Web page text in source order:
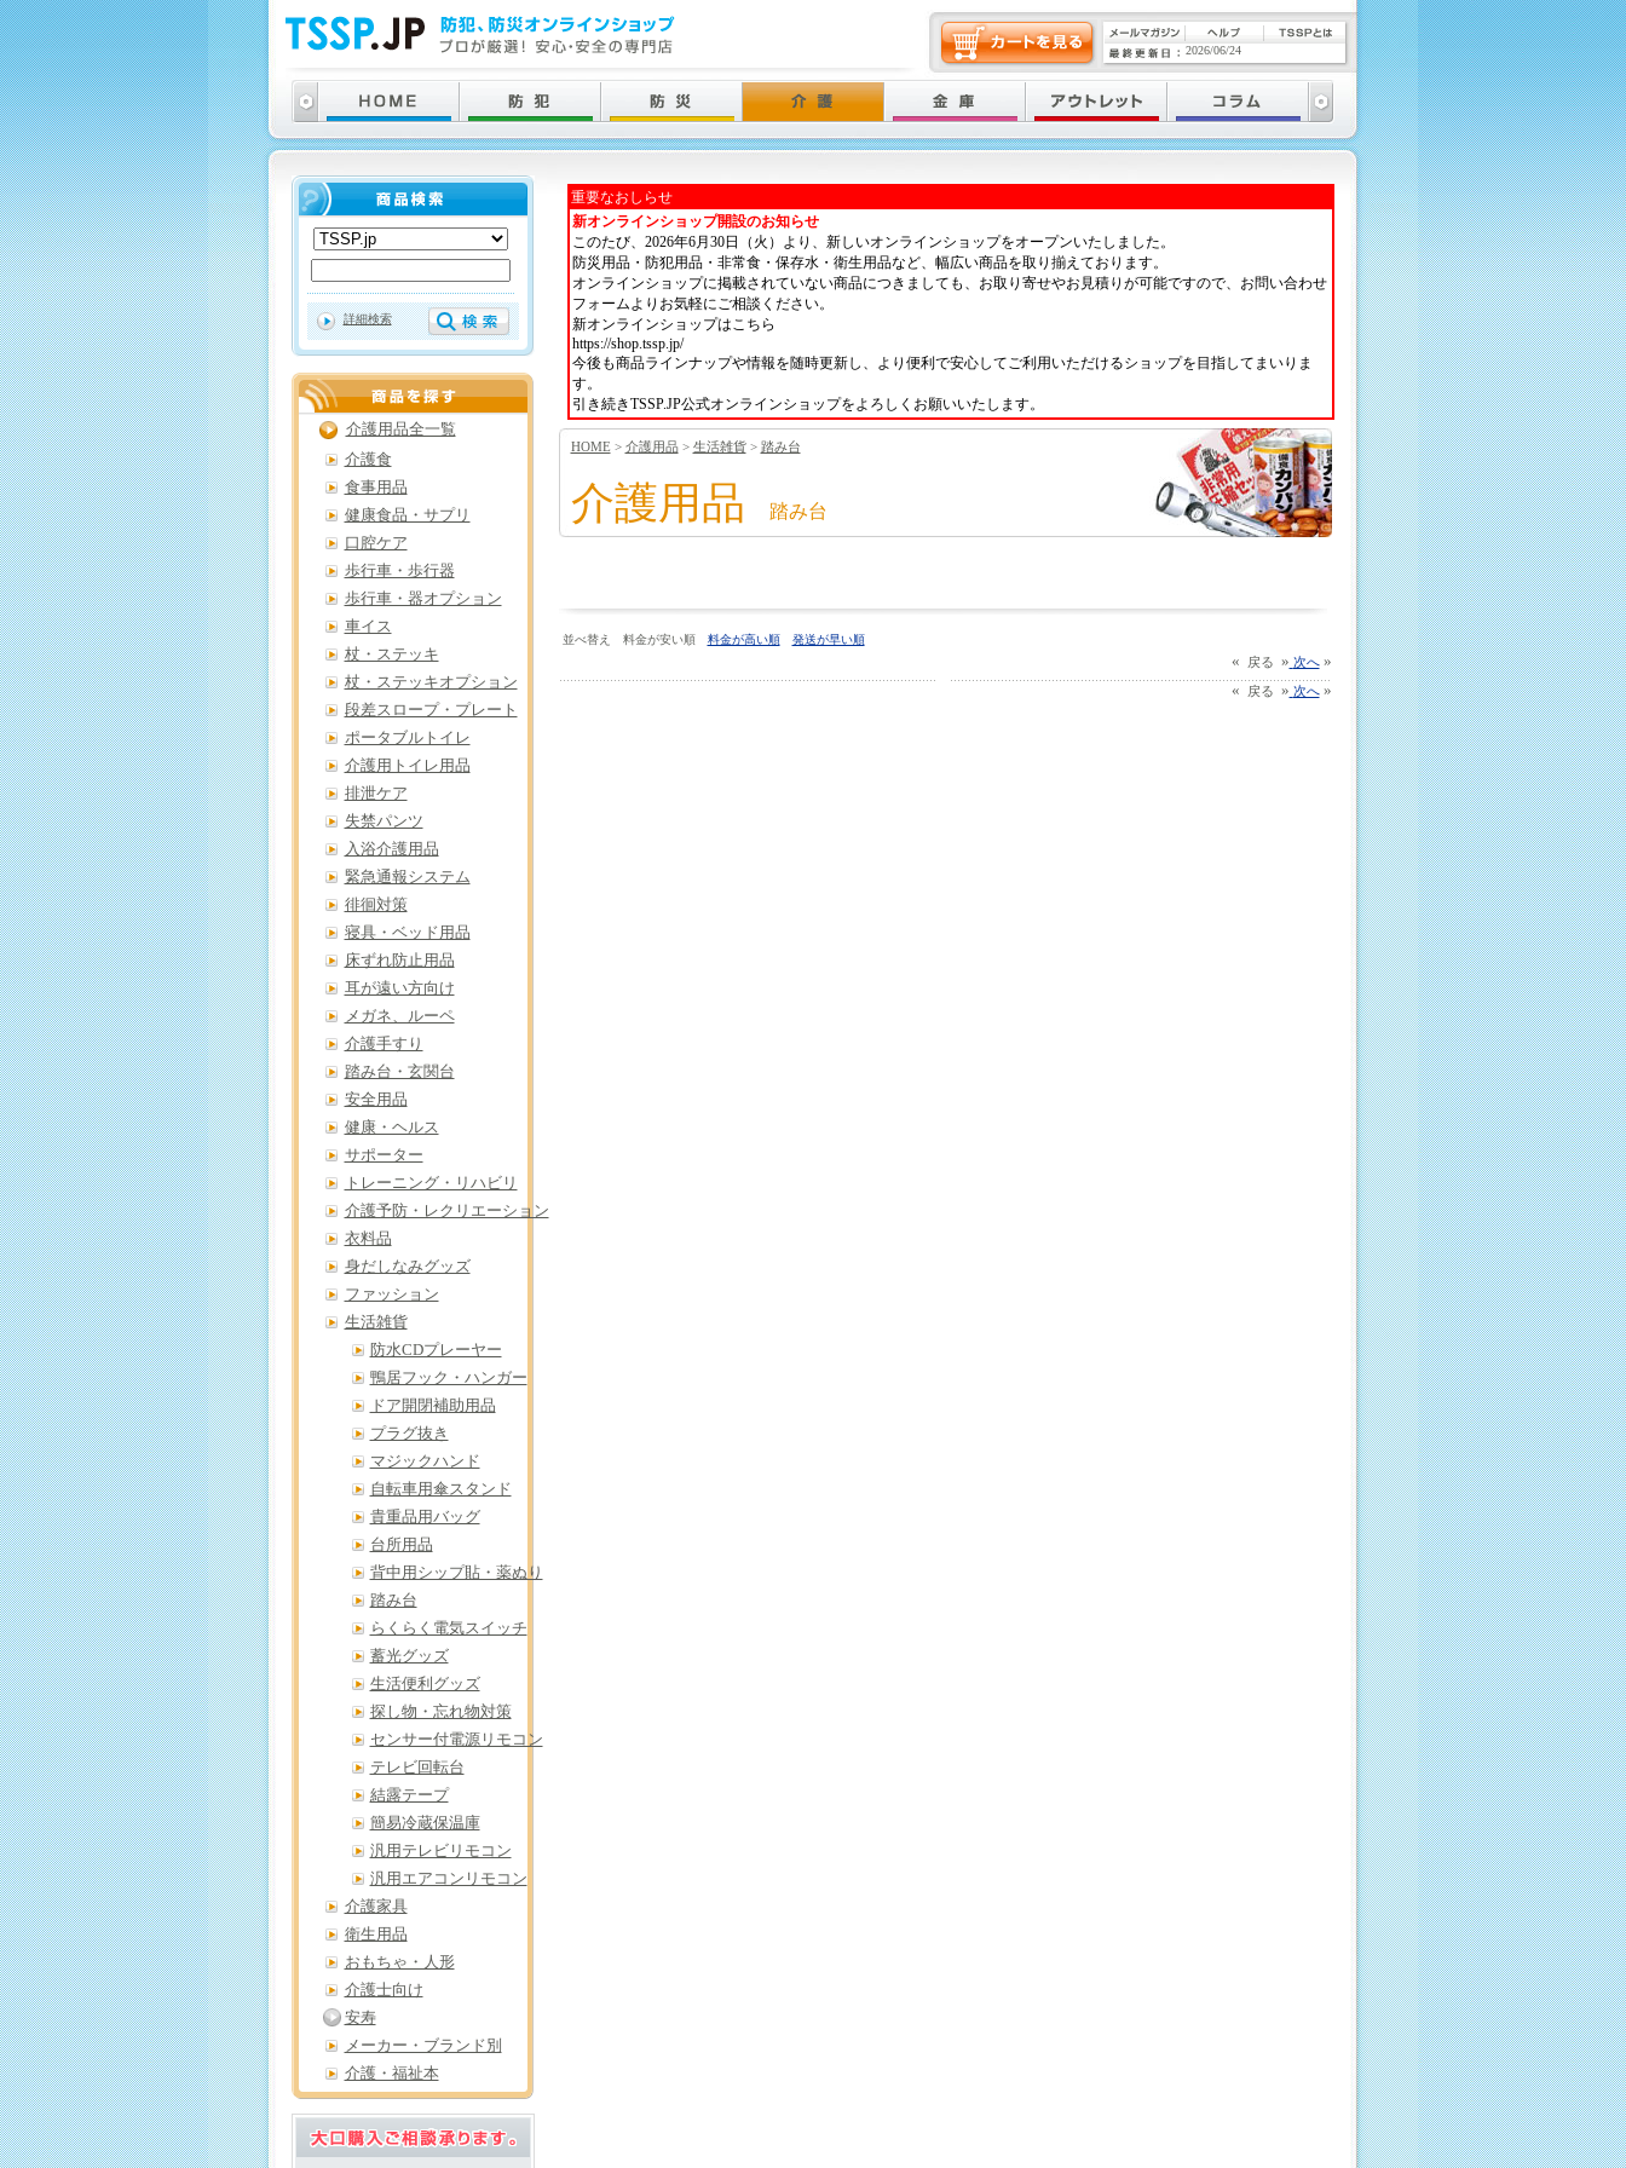
重要なおしらせ
新オンラインショップ開設のお知らせ
このたび、2026年6月30日（火）より、新しいオンラインショップをオープンいたしました。
防災用品・防犯用品・非常食・保存水・衛生用品など、幅広い商品を取り揃えております。
オンラインショップに掲載されていない商品につきましても、お取り寄せやお見積りが可能ですので、お問い合わせ
フォームよりお気軽にご相談ください。
新オンラインショップはこちら
https://shop.tssp.jp/
今後も商品ラインナップや情報を随時更新し、より便利で安心してご利用いただけるショップを目指してまいりま
す。
引き続きTSSP.JP公式オンラインショップをよろしくお願いいたします。
HOME > 介護用品> 生活雑貨> 踏み台
介護用品 踏み台
並べ替え 料金が安い順 料金が高い順 発送が早い順
« 戻る » 次へ»
«
戻る » 次へ»
詳細検索
介護用品全一覧
介護食
食事用品
健康食品・サプリ
口腔ケア
歩行車・歩行器
歩行車・器オプション
車イス
杖・ステッキ
杖・ステッキオプション
段差スロープ・プレート
ポータブルトイレ
介護用トイレ用品
排泄ケア
失禁パンツ
入浴介護用品
緊急通報システム
徘徊対策
寝具・ベッド用品
床ずれ防止用品
耳が遠い方向け
メガネ、ルーペ
介護手すり
踏み台・玄関台
安全用品
健康・ヘルス
サポーター
トレーニング・リハビリ
介護予防・レクリエーション
衣料品
身だしなみグッズ
ファッション
生活雑貨
防水CDプレーヤー
鴨居フック・ハンガー
ドア開閉補助用品
プラグ抜き
マジックハンド
自転車用傘スタンド
貴重品用バッグ
台所用品
背中用シップ貼・薬ぬり
踏み台
らくらく電気スイッチ
蓄光グッズ
生活便利グッズ
探し物・忘れ物対策
センサー付電源リモコン
テレビ回転台
結露テープ
簡易冷蔵保温庫
汎用テレビリモコン
汎用エアコンリモコン
介護家具
衛生用品
おもちゃ・人形
介護士向け
安寿
メーカー・ブランド別
介護・福祉本
2026/06/24